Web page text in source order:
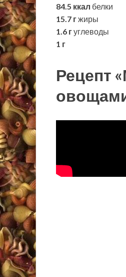
84.5 ккал белки
15.7 гжиры
1.6 гуглеводы
1 г
Рецепт